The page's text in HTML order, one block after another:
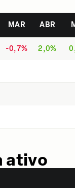
MAR ABR
-0,7% 2,0%
ativo